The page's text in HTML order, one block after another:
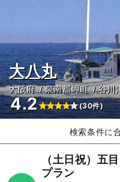
大八丸
大阪府 泉南郡岬町 谷川
4.2 (30件)
検索条件に
（土日祝）五
プラン